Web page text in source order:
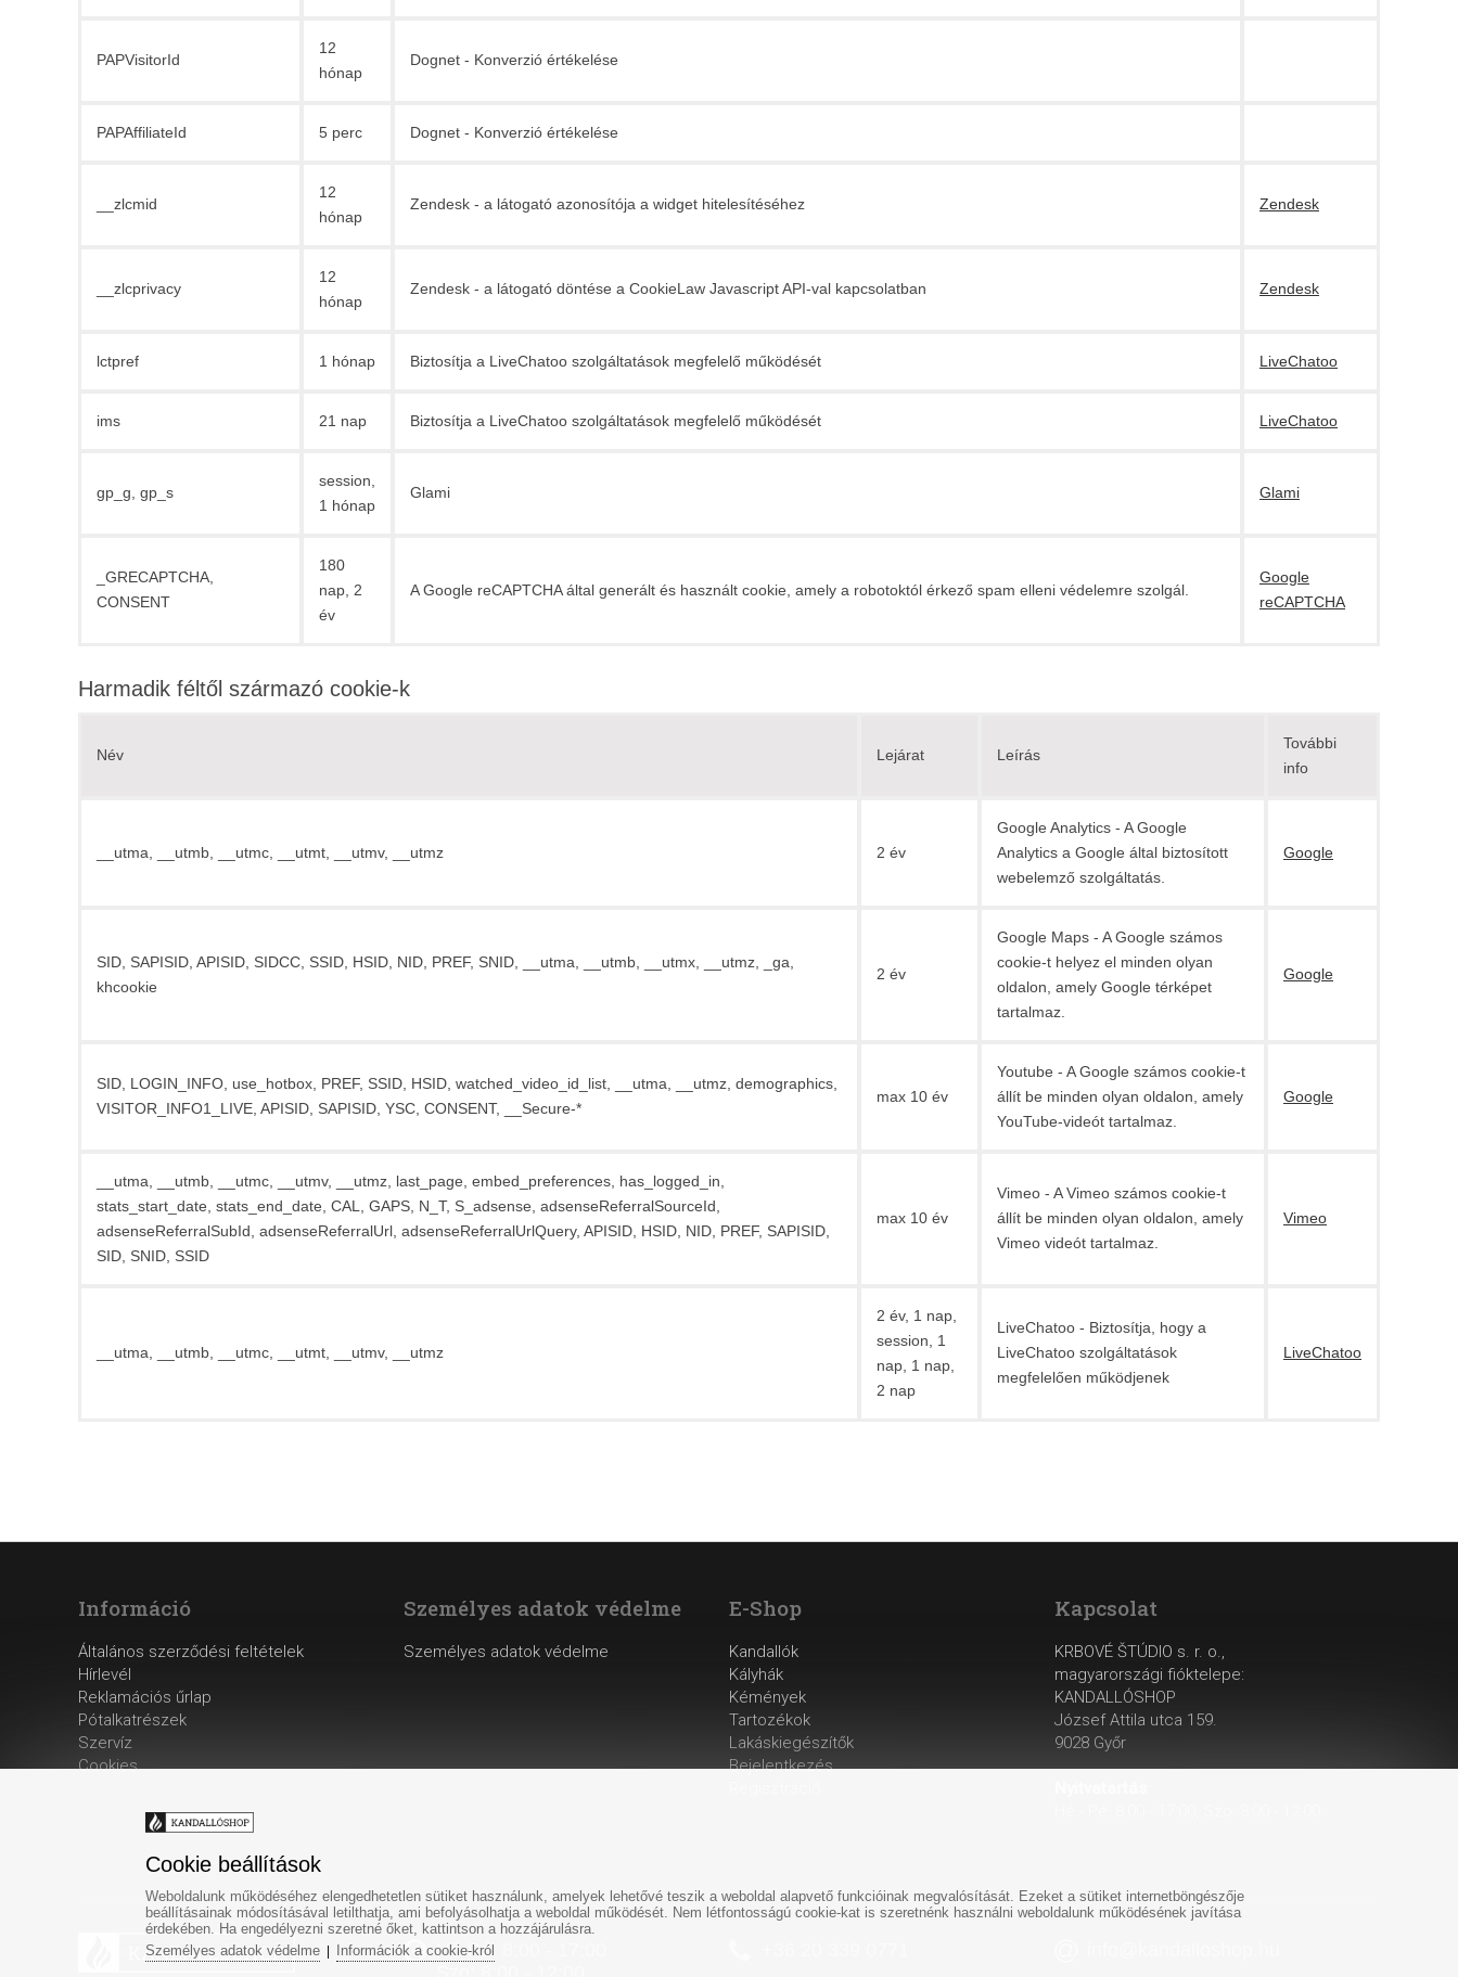
PAPVisitorId
12
hónap
Dognet - Konverzió értékelése
PAPAffiliateId 5 perc Dognet - Konverzió értékelése
__zlcmid
12
hónap
Zendesk - a látogató azonosítója a widget hitelesítéséhez Zendesk
__zlcprivacy
12
hónap
Zendesk - a látogató döntése a CookieLaw Javascript API-val kapcsolatban Zendesk
lctpref 1 hónap Biztosítja a LiveChatoo szolgáltatások megfelelő működését LiveChatoo
ims 21 nap Biztosítja a LiveChatoo szolgáltatások megfelelő működését LiveChatoo
gp_g, gp_s
session,
1 hónap
Glami Glami
_GRECAPTCHA,
CONSENT
180
nap, 2
év
A Google reCAPTCHA által generált és használt cookie, amely a robotoktól érkező spam elleni védelemre szolgál.
Google
reCAPTCHA
Harmadik féltől származó cookie-k
Név Lejárat Leírás
További
info
__utma, __utmb, __utmc, __utmt, __utmv, __utmz 2 év
Google Analytics - A Google
Analytics a Google által biztosított
webelemző szolgáltatás.
Google
SID, SAPISID, APISID, SIDCC, SSID, HSID, NID, PREF, SNID, __utma, __utmb, __utmx, __utmz, _ga,
khcookie
2 év
Google Maps - A Google számos
cookie-t helyez el minden olyan
oldalon, amely Google térképet
tartalmaz.
Google
SID, LOGIN_INFO, use_hotbox, PREF, SSID, HSID, watched_video_id_list, __utma, __utmz, demographics,
VISITOR_INFO1_LIVE, APISID, SAPISID, YSC, CONSENT, __Secure-*
max 10 év
Youtube - A Google számos cookie-t
állít be minden olyan oldalon, amely
YouTube-videót tartalmaz.
Google
__utma, __utmb, __utmc, __utmv, __utmz, last_page, embed_preferences, has_logged_in,
stats_start_date, stats_end_date, CAL, GAPS, N_T, S_adsense, adsenseReferralSourceId,
adsenseReferralSubId, adsenseReferralUrl, adsenseReferralUrlQuery, APISID, HSID, NID, PREF, SAPISID,
SID, SNID, SSID
max 10 év
Vimeo - A Vimeo számos cookie-t
állít be minden olyan oldalon, amely
Vimeo videót tartalmaz.
Vimeo
__utma, __utmb, __utmc, __utmt, __utmv, __utmz
2 év, 1 nap,
session, 1
nap, 1 nap,
2 nap
LiveChatoo - Biztosítja, hogy a
LiveChatoo szolgáltatások
megfelelően működjenek
LiveChatoo
Információ
Általános szerződési feltételek
Hírlevél
Reklamációs űrlap
Pótalkatrészek
Szervíz
Cookies
Személyes adatok védelme
Személyes adatok védelme
E-Shop
Kandallók
Kályhák
Kémények
Tartozékok
Lakáskiegészítők
Bejelentkezés
Kapcsolat
KRBOVÉ ŠTÚDIO s. r. o.,
magyarországi fióktelepe:
KANDALLÓSHOP
József Attila utca 159.
9028 Győr
Hé-Pé: 8:00 - 17:00
Cookie beállítások
Weboldalunk működéséhez elengedhetetlen sütiket használunk, amelyek lehetővé teszik a weboldal alapvető funkcióinak megvalósítását. Ezeket a sütiket internetböngészője
beállításainak módosításával letilthatja, ami befolyásolhatja a weboldal működését. Nem létfontosságú cookie-kat is szeretnénk használni weboldalunk működésének javítása
érdekében. Ha engedélyezni szeretné őket, kattintson a hozzájárulásra.
Személyes adatok védelme
Információk a cookie-król